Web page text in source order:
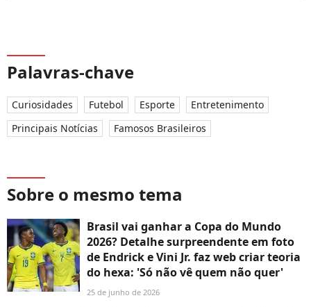
Palavras-chave
Curiosidades Futebol Esporte
Entretenimento
Principais Notícias
Famosos Brasileiros
Sobre o mesmo tema
Brasil vai ganhar a Copa do Mundo
2026? Detalhe surpreendente em foto
de Endrick e Vini Jr. faz web criar teoria
do hexa: 'Só não vê quem não quer'
25 de junho de 2026